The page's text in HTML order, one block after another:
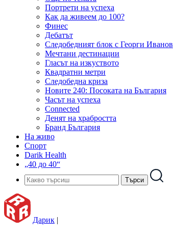
Портрети на успеха
Как да живеем до 100?
Финес
Дебатът
Следобедният блок с Георги Иванов
Мечтани дестинации
Гласът на изкуството
Квадратни метри
Следобедна криза
Новите 240: Посоката на България
Часът на успеха
Connected
Денят на храбростта
Бранд България
На живо
Спорт
Darik Health
„40 до 40“
Дарик |